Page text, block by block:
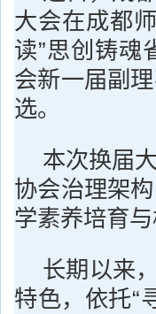
大会在成都
读”思创铸魂
会新一届副
选。
本次换届
协会治理架
学素养培育与
长期以来
特色，依托“